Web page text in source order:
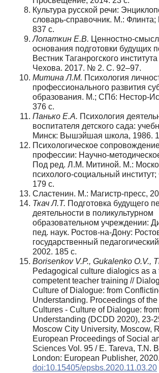
Культура русской речи:
словарь-справочник. М.: Флинта;
837 с.
Лопаткин Е.В. Ценностно-
основания подготовки будущих
Вестник Таганрогского
Чехова. 2017. № 2. С. 92–97.
Митина Л.М. Психология
профессионального развития
образования. М.; СПб: Нестор-
376 с.
Панько Е.А. Психология
воспитателя детского сада:
Минск: Вышэйшая школа, 1986.
Психологическое
профессии: Научно-
Под ред. Л.М. Митиной. М.:
психолого-социальный
179 с.
Сластенин. М.: Магистр-пресс,
Ткач Л.Т. Подготовка будущего
деятельности в поликультурном
образовательном учреждении:
пед. наук. Ростов-на-Дону:
государственный
2002. 185 c.
Borisenkov V.P., Gukalenko O.V.,
Рedagogical culture dialogics as a
competent teacher training //
Culture of Dialogue: from
Understanding. Proceedings of
Cultures - Culture of Dialogue:
Understanding (DCDD 2020), 23-
Moscow City University, Moscow,
European Proceedings of Social
Sciences Vol. 95 / Е. Tareva, T.N.
London: European Publisher,
doi:10.15405/epsbs.2020.11.03.20